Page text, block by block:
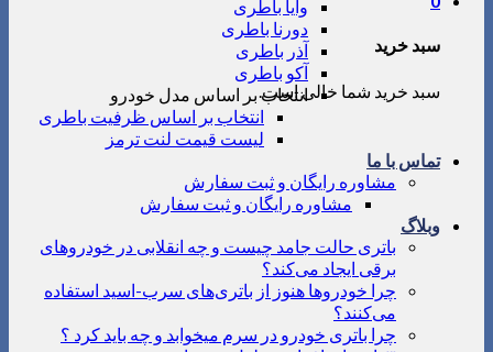
سبد خرید
سبد خرید شما خالی است.
وایا باطری
دورنا باطری
آذر باطری
آکو باطری
انتخاب بر اساس مدل خودرو
انتخاب بر اساس ظرفیت باطری
لیست قیمت لنت ترمز
تماس با ما
مشاوره رایگان و ثبت سفارش
مشاوره رایگان و ثبت سفارش
وبلاگ
باتری حالت جامد چیست و چه انقلابی در خودروهای
برقی ایجاد می‌کند؟
چرا خودروها هنوز از باتری‌های سرب-اسید استفاده
می‌کنند؟
چرا باتری خودرو در سرم میخوابد و چه باید کرد ؟